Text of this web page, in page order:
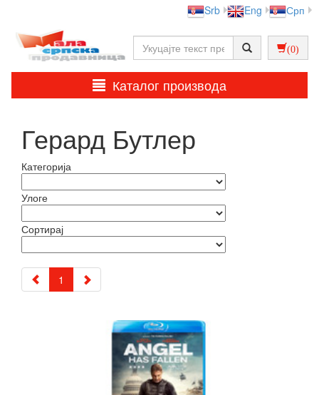
Srb Eng Срп
(0)
Каталог производа
Герард Бутлер
Категорија
Улоге
Сортирај
1